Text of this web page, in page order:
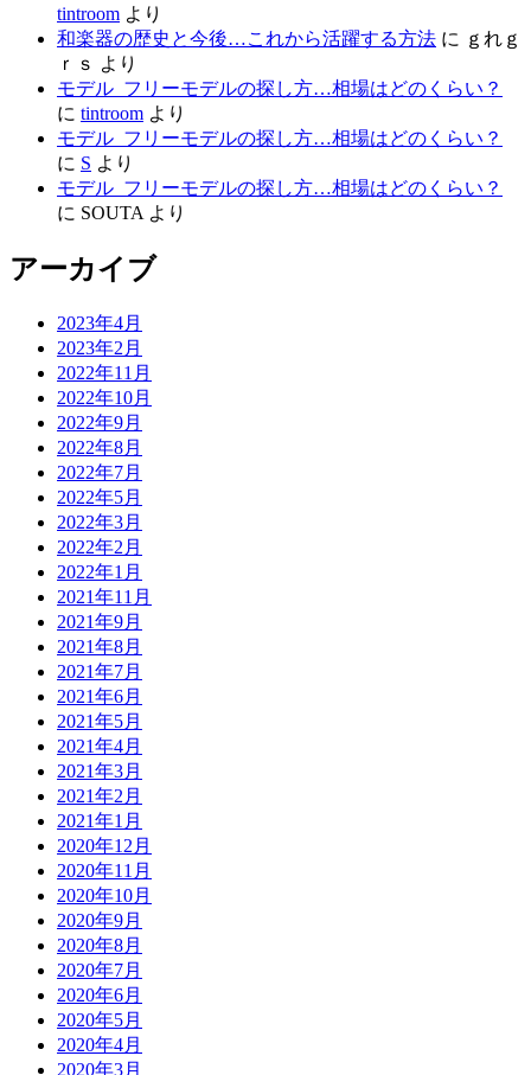
tintroom より
和楽器の歴史と今後…これから活躍する方法 に ｇれｇ
ｒｓ より
モデル_フリーモデルの探し方…相場はどのくらい？
に tintroom より
モデル_フリーモデルの探し方…相場はどのくらい？
に S より
モデル_フリーモデルの探し方…相場はどのくらい？
に SOUTA より
アーカイブ
2023年4月
2023年2月
2022年11月
2022年10月
2022年9月
2022年8月
2022年7月
2022年5月
2022年3月
2022年2月
2022年1月
2021年11月
2021年9月
2021年8月
2021年7月
2021年6月
2021年5月
2021年4月
2021年3月
2021年2月
2021年1月
2020年12月
2020年11月
2020年10月
2020年9月
2020年8月
2020年7月
2020年6月
2020年5月
2020年4月
2020年3月